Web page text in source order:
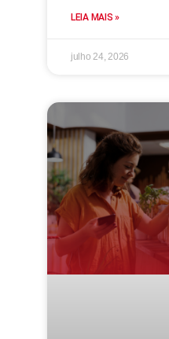
LEIA MAIS »
julho 24, 2026